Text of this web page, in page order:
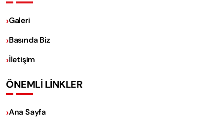
Galeri
Basında Biz
İletişim
ÖNEMLİ LİNKLER
Ana Sayfa